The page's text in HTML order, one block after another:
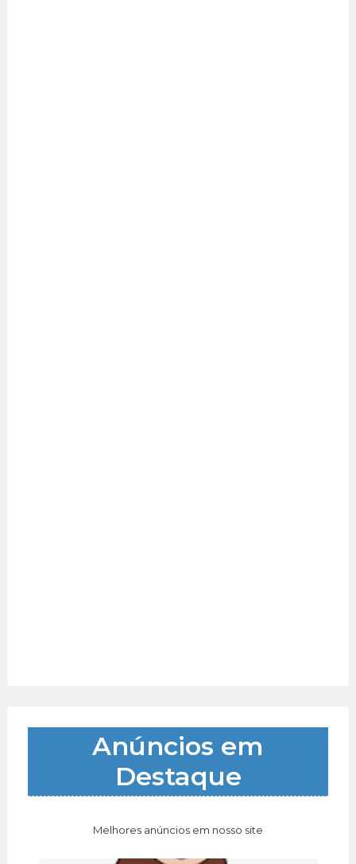
Anúncios em
Destaque
Melhores anúncios em nosso site